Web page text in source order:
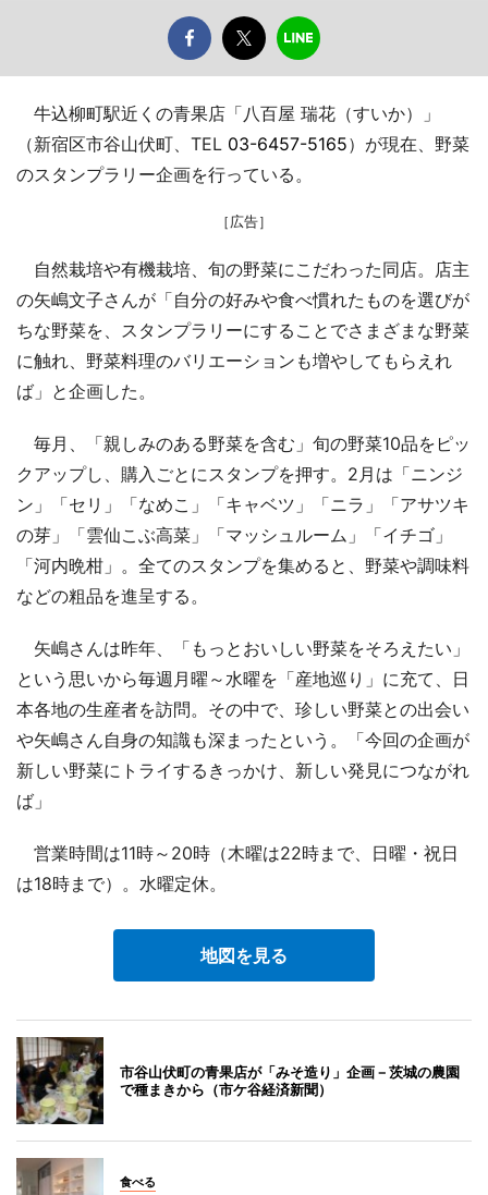
牛込柳町駅近くの青果店「八百屋 瑞花（すいか）」
（新宿区市谷山伏町、TEL 03-6457-5165）が現在、野菜
のスタンプラリー企画を行っている。
［広告］
自然栽培や有機栽培、旬の野菜にこだわった同店。店主
の矢嶋文子さんが「自分の好みや食べ慣れたものを選びが
ちな野菜を、スタンプラリーにすることでさまざまな野菜
に触れ、野菜料理のバリエーションも増やしてもらえれ
ば」と企画した。
毎月、「親しみのある野菜を含む」旬の野菜10品をピッ
クアップし、購入ごとにスタンプを押す。2月は「ニンジ
ン」「セリ」「なめこ」「キャベツ」「ニラ」「アサツキ
の芽」「雲仙こぶ高菜」「マッシュルーム」「イチゴ」
「河内晩柑」。全てのスタンプを集めると、野菜や調味料
などの粗品を進呈する。
矢嶋さんは昨年、「もっとおいしい野菜をそろえたい」
という思いから毎週月曜～水曜を「産地巡り」に充て、日
本各地の生産者を訪問。その中で、珍しい野菜との出会い
や矢嶋さん自身の知識も深まったという。「今回の企画が
新しい野菜にトライするきっかけ、新しい発見につながれ
ば」
営業時間は11時～20時（木曜は22時まで、日曜・祝日
は18時まで）。水曜定休。
地図を見る
市谷山伏町の青果店が「みそ造り」企画－茨城の農園
で種まきから（市ケ谷経済新聞）
食べる